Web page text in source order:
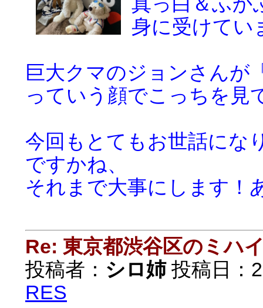
身に受けてい
巨大クマのジョンさんが
っていう顔でこっちを見
今回もとてもお世話にな
ですかね、
それまで大事にします！
Re: 東京都渋谷区のミハ
投稿者： シロ姉投稿日：
RES